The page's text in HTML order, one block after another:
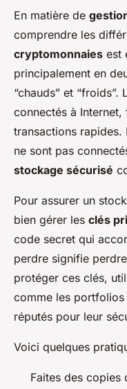
En matière de
comprendre les
cryptomonnaies est
principalement en
“chauds” et
connectés à Internet,
transactions
ne sont pas
stockage sécurisé
Pour assurer un
bien gérer les clés
code secret qui
perdre signifie
protéger ces clés,
comme les
réputés pour leur
Voici quelques
Faites des copies